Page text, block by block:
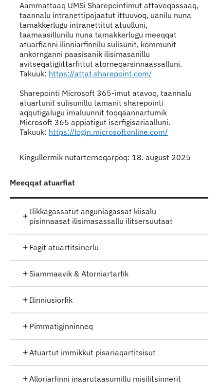
Aammattaaq UMSi Sharepointimut attaveqassaaq,
taannalu intranettipajaatut ittuuvoq, uanilu nuna
tamakkerlugu intranettitut atuulluni,
taamaasillunilu nuna tamakkerlugu meeqqat
atuarfianni ilinniarfinnilu sulisunit, kommunit
ankornganni paasisanik ilisimasanillu
avitseqatigiittarfittut atorneqarsinnaassalluni.
Takuuk: https://attat.sharepoint.com/
Sharepointi Microsoft 365-imut atavoq, taannalu
atuartunit sulisunillu tamanit sharepointi
aqqutigalugu imaluunnit toqqaannartumik
Microsoft 365 appiatigut iserfigisariaalluni.
Takuuk: https://login.microsoftonline.com/
Kingullermik nutarterneqarpoq: 18. august 2025
Meeqqat atuarfiat
Ilikkagassatut anguniagassat kiisalu
pisinnaasat ilisimasassallu ilitsersuutaat
Fagit atuartitsinerlu
Siammaavik & Atorniartarfik
Ilinniusiorfik
Pimmatiginninneq
Atuartut immikkut pisariaqartitsisut
Alloriarfinni inaarutaasumillu misilitsinnerit